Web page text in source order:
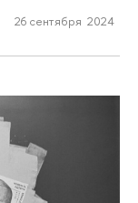
26 сентября 2024